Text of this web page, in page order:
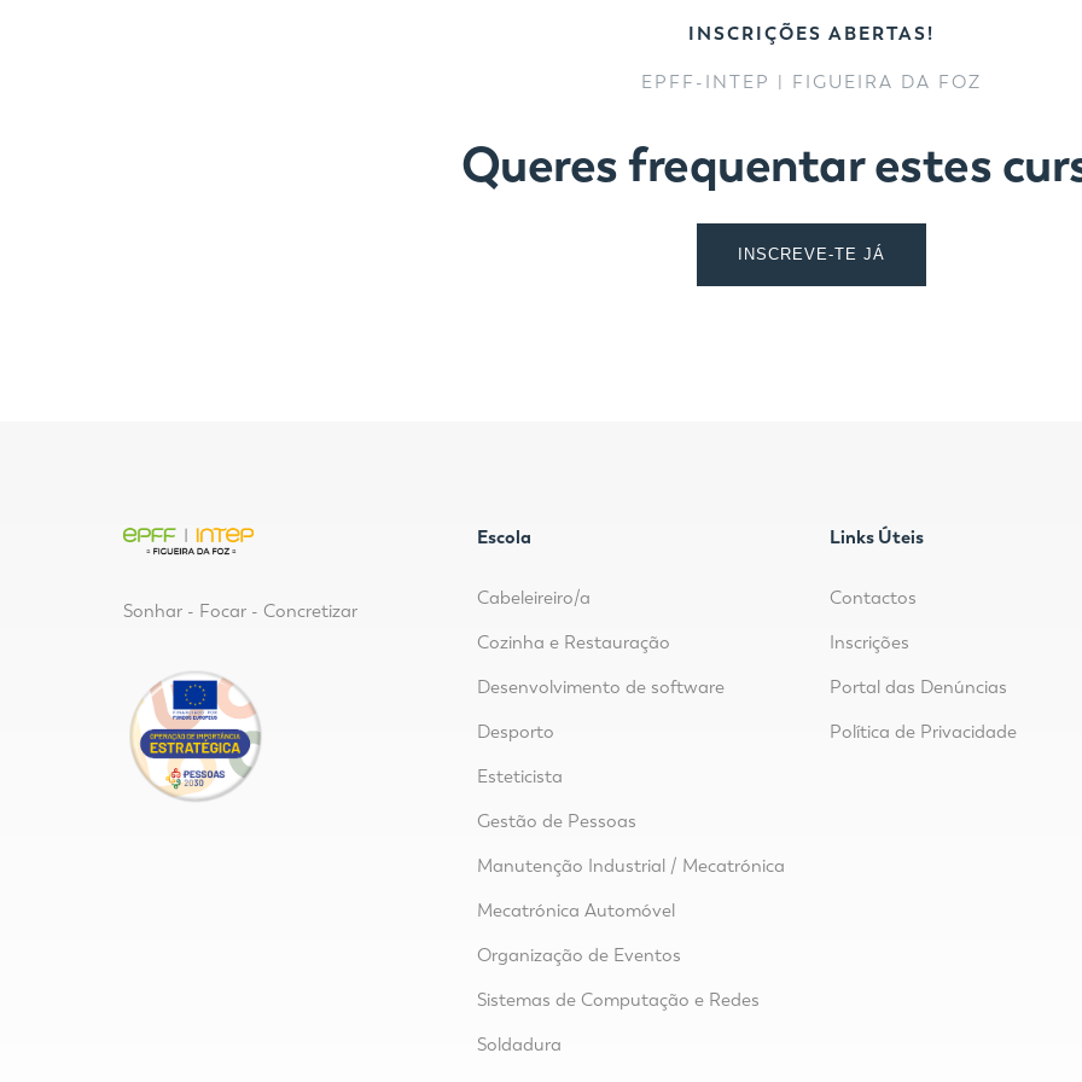
INSCRIÇÕES ABERTAS!
EPFF-INTEP | FIGUEIRA DA FOZ
Queres frequentar estes
INSCREVE-TE JÁ
Sonhar - Focar - Concretizar
Escola
Cabeleireiro/a
Cozinha e Restauração
Desenvolvimento de software
Desporto
Esteticista
Gestão de Pessoas
Manutenção Industrial / Mecatrónica
Mecatrónica Automóvel
Organização de Eventos
Sistemas de Computação e Redes
Soldadura
Links Úteis
Contactos
Inscrições
Portal das Denúncias
Política de Privacidade